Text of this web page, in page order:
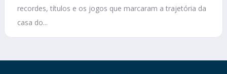
recordes, títulos e os jogos que marcaram a trajetória da
casa do...